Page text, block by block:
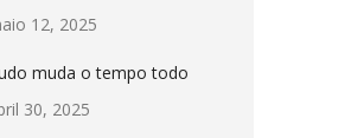
12, 2025
muda o tempo todo
30, 2025